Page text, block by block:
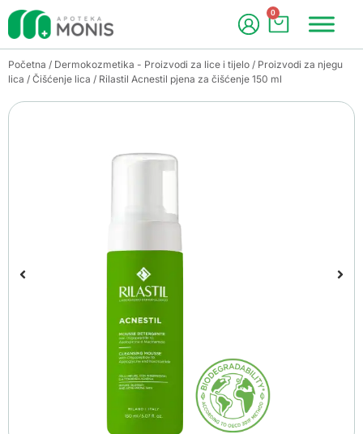
0
Početna / Dermokozmetika - Proizvodi za lice i tijelo / Proizvodi za njegu
lica / Čišćenje lica / Rilastil Acnestil pjena za čišćenje 150 ml